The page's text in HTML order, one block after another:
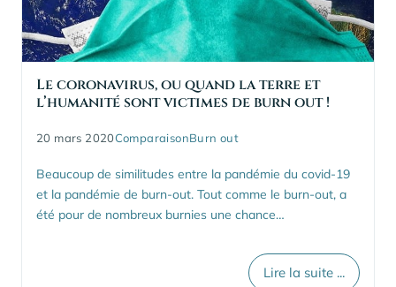
Le coronavirus, ou quand la terre et
l’humanité sont victimes de burn out !
20 mars 2020ComparaisonBurn out
Beaucoup de similitudes entre la pandémie du covid-19
et la pandémie de burn-out. Tout comme le burn-out, a
été pour de nombreux burnies une chance…
Lire la suite ...